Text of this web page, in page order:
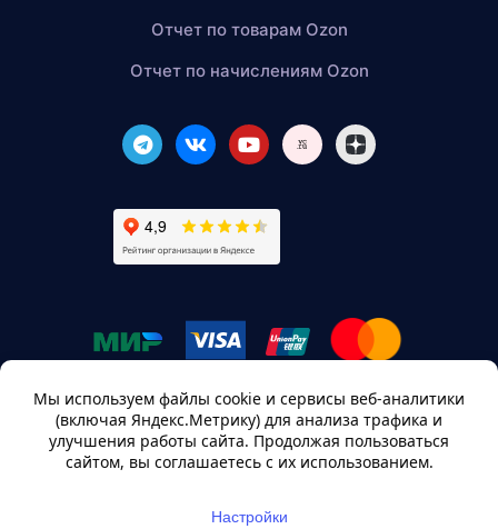
Отчет по товарам Ozon
Отчет по начислениям Ozon
ИП “Асылсеит”, Адрес: Республика Казахстан, г. Алматы,
мкр. Шугыла, мкр ТауСамалы, д. 206/3, +7 922 197 3258,